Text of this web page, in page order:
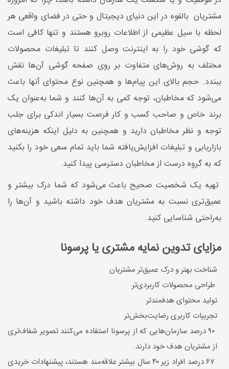
مشتریان بالقوه در این دنیای دیجیتال و حتی در فضای واقعی هر
لحظه با سیل عظیمی از اطلاعات روبرو هستند و تنها کافی است
که گوشی خود را به اینترنت وصل کنند تا تبلیغات محصولات
مختلف به روش‌های متفاوت بر روی صفحه گوشی آن‌ها نقش
ببندد. حجم بالای این پیام‌ها و همچنین نوع محتوای آنها باعث
می‌شود که مخاطبان، توجه کمی به آن‌ها کنند و شما به‌عنوان یک
برند خاص و صاحب کسب‌ و کار فرصت بسیار اندکی برای جلب
‌توجه و نظر مخاطبان دارید و همچنین به دلیل اینکه هزینه‌های
بازاریابی و تبلیغات افزایش‌یافته شما باید تمام سعی خود را بکنید
که به گروه درست از مخاطبان دسترسی پیدا کنید.
تهیه یک شخصیت صحیح باعث می‌شود که شما درک بیشتر و
عمیق‌تری نسبت به مشتریان هدف خود داشته باشید و آن‌ها را
به‌راحتی شناسایی کنید.
مزایای تدوین نمایه مشتری یا پرسونا
شناخت بهتر و درک عمیق‌تر مشتریان
طراحی محصولات کاربردی‌تر
تولید محتوای هدفمندتر
تجربیات کاربری رضایت‌بخش‌تر
۹۰ درصد سازمان‌هایی که از پرسونا استفاده می‌کنند تصویر شفاف‌تری
از مشتریان هدف خود دارند.
۶۷ درصد افراد زیر ۴۰ سال بیشتر علاقه‌مند هستند، پیشنهادات خریدی